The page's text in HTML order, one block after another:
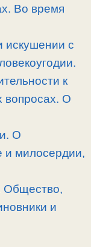
Во время
искушении с
к
вопросах. О
О
и милосердии,
Общество,
и